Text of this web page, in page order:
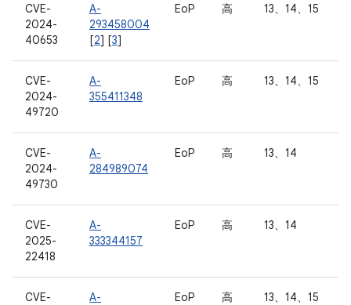
CVE-
2024-
40653
A-
293458004
[2] [3]
EoP 高 13、14、15
CVE-
2024-
49720
A-
355411348
EoP 高 13、14、15
CVE-
2024-
49730
A-
284989074
EoP 高 13、14
CVE-
2025-
22418
A-
333344157
EoP 高 13、14
CVE-
A-
EoP 高 13、14、15